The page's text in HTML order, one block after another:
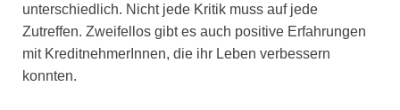
unterschiedlich. Nicht jede Kritik muss auf jede
Zutreffen. Zweifellos gibt es auch positive Erfahrungen
mit KreditnehmerInnen, die ihr Leben verbessern
konnten.